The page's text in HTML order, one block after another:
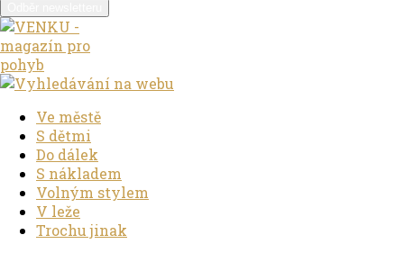
Ve městě
S dětmi
Do dálek
S nákladem
Volným stylem
V leže
Trochu jinak